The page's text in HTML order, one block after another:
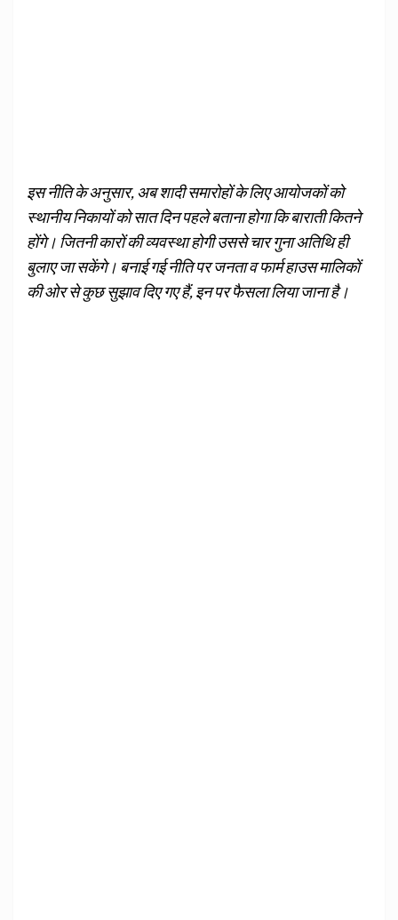
इस नीति के अनुसार, अब शादी समारोहों के लिए आयोजकों को
स्थानीय निकायों को सात दिन पहले बताना होगा कि बाराती कितने
होंगे। जितनी कारों की व्यवस्था होगी उससे चार गुना अतिथि ही
बुलाए जा सकेंगे। बनाई गई नीति पर जनता व फार्म हाउस मालिकों
की ओर से कुछ सुझाव दिए गए हैं, इन पर फैसला लिया जाना है।